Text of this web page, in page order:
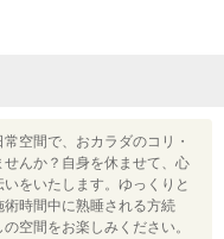
空間で、おカラダのコリ・
んか？自身を休ませて、心
をいたします。ゆっくりと
術時間中に熟睡される方続
空間をお楽しみください。